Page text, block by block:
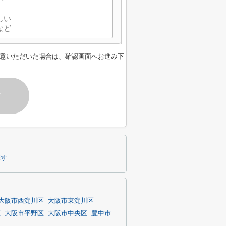
いただいた場合は、確認画面へお進み下
阪市西淀川区
大阪市東淀川区
大阪市平野区 大阪市中央区 豊中市